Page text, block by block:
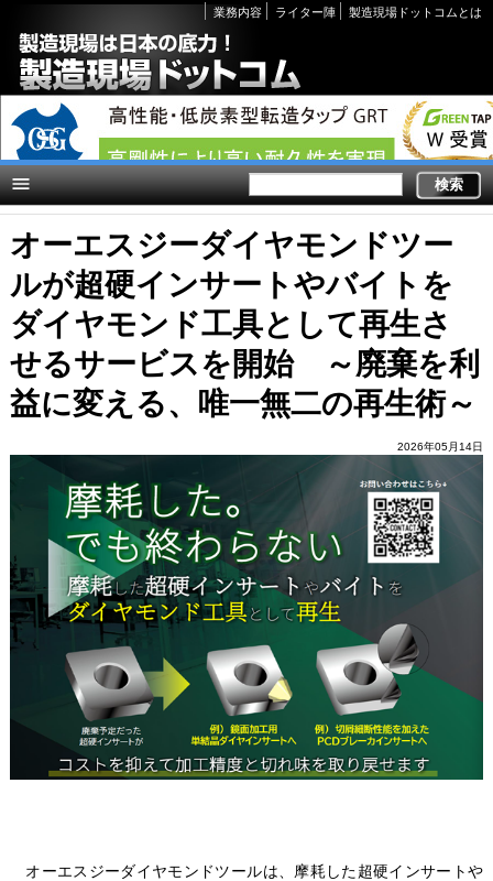
Secondary
links
業務内容 ライター陣 製造現場ドットコムとは
オーエスジーダイヤモンドツー
ルが超硬インサートやバイトを
ダイヤモンド工具として再生さ
せるサービスを開始 ～廃棄を利
益に変える、唯一無二の再生術～
2026年05月14日
オーエスジーダイヤモンドツールは、摩耗した超硬インサートや